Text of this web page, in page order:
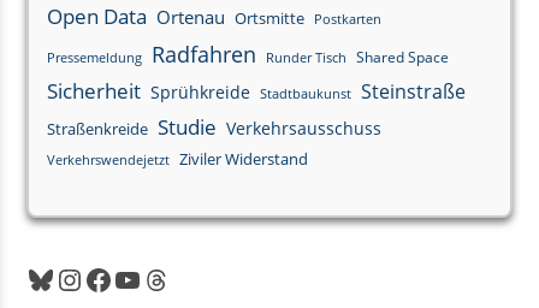
Open Data Ortenau Ortsmitte Postkarten
Pressemeldung Radfahren Runder Tisch Shared Space
Sicherheit Sprühkreide Stadtbaukunst Steinstraße
Straßenkreide Studie Verkehrsausschuss
Verkehrswendejetzt Ziviler Widerstand